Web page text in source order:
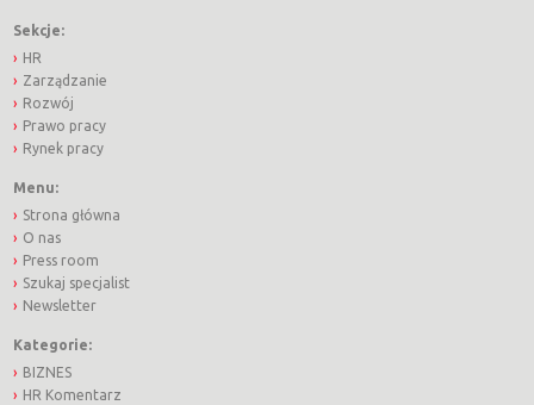
Sekcje:
HR
Zarządzanie
Rozwój
Prawo pracy
Rynek pracy
Menu:
Strona główna
O nas
Press room
Szukaj specjalist
Newsletter
Kategorie:
BIZNES
HR Komentarz